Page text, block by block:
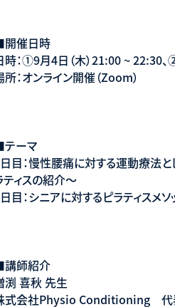
催日時
時：①9月4日（木）21:00 ~ 22:30
所：オンライン開催（Zoom）
ーマ
目：慢性腰痛に対する運動療法と
ティスの紹介〜
目：シニアに対するピラティスメ
師紹介
渕 喜秋 先生
式会社Physio Conditioning 代